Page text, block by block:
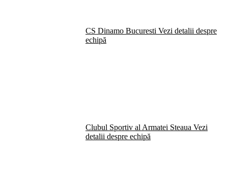
CS Dinamo Bucuresti Vezi detalii despre
echipă
Clubul Sportiv al Armatei Steaua Vezi
detalii despre echipă